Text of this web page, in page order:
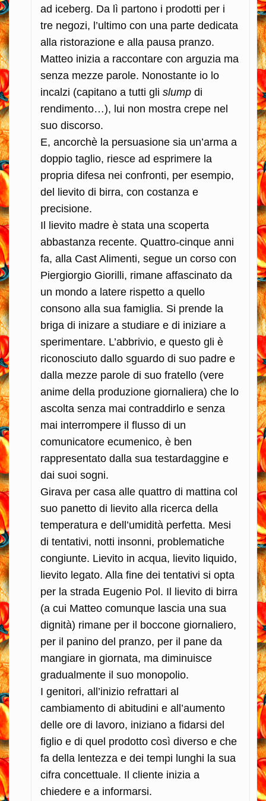
ad iceberg. Da lì partono i prodotti per i
tre negozi, l’ultimo con una parte dedicata
alla ristorazione e alla pausa pranzo.
Matteo inizia a raccontare con arguzia ma
senza mezze parole. Nonostante io lo
incalzi (capitano a tutti gli slump di
rendimento…), lui non mostra crepe nel
suo discorso.
E, ancorchè la persuasione sia un’arma a
doppio taglio, riesce ad esprimere la
propria difesa nei confronti, per esempio,
del lievito di birra, con costanza e
precisione.
Il lievito madre è stata una scoperta
abbastanza recente. Quattro-cinque anni
fa, alla Cast Alimenti, segue un corso con
Piergiorgio Giorilli, rimane affascinato da
un mondo a latere rispetto a quello
consono alla sua famiglia. Si prende la
briga di inizare a studiare e di iniziare a
sperimentare. L’abbrivio, e questo gli è
riconosciuto dallo sguardo di suo padre e
dalla mezze parole di suo fratello (vere
anime della produzione giornaliera) che lo
ascolta senza mai contraddirlo e senza
mai interrompere il flusso di un
comunicatore ecumenico, è ben
rappresentato dalla sua testardaggine e
dai suoi sogni.
Girava per casa alle quattro di mattina col
suo panetto di lievito alla ricerca della
temperatura e dell’umidità perfetta. Mesi
di tentativi, notti insonni, problematiche
congiunte. Lievito in acqua, lievito liquido,
lievito legato. Alla fine dei tentativi si opta
per la strada Eugenio Pol. Il lievito di birra
(a cui Matteo comunque lascia una sua
dignità) rimane per il boccone giornaliero,
per il panino del pranzo, per il pane da
mangiare in giornata, ma diminuisce
gradualmente il suo monopolio.
I genitori, all’inizio refrattari al
cambiamento di abitudini e all’aumento
delle ore di lavoro, iniziano a fidarsi del
figlio e di quel prodotto così diverso e che
fa della lentezza e dei tempi lunghi la sua
cifra concettuale. Il cliente inizia a
chiedere e a informarsi.